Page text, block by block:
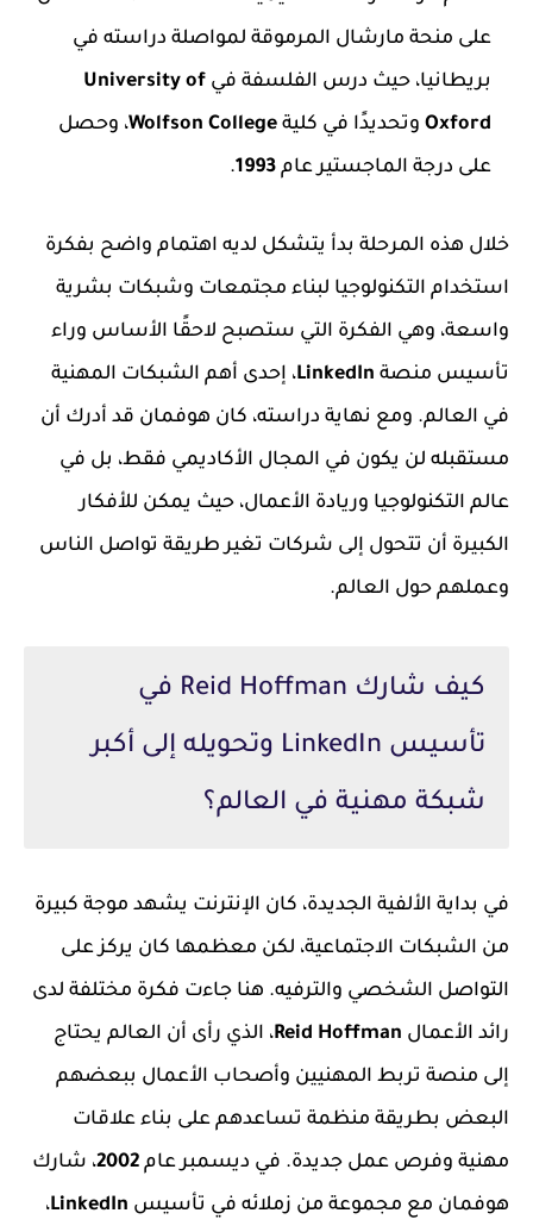
على منحة مارشال المرموقة لمواصلة دراسته في
بريطانيا، حيث درس الفلسفة في University of
Oxford وتحديدًا في كلية Wolfson College، وحصل
على درجة الماجستير عام 1993
.
خلال هذه المرحلة بدأ يتشكل لديه اهتمام واضح بفكرة
استخدام التكنولوجيا لبناء مجتمعات وشبكات بشرية
واسعة، وهي الفكرة التي ستصبح لاحقًا الأساس وراء
تأسيس منصة LinkedIn، إحدى أهم الشبكات المهنية
في العالم. ومع نهاية دراسته، كان هوفمان قد أدرك أن
مستقبله لن يكون في المجال الأكاديمي فقط، بل في
عالم التكنولوجيا وريادة الأعمال، حيث يمكن للأفكار
الكبيرة أن تتحول إلى شركات تغير طريقة تواصل الناس
وعملهم حول العالم.
كيف شارك Reid Hoffman في
تأسيس LinkedIn وتحويله إلى أكبر
شبكة مهنية في العالم؟
في بداية الألفية الجديدة، كان الإنترنت يشهد موجة كبيرة
من الشبكات الاجتماعية، لكن معظمها كان يركز على
التواصل الشخصي والترفيه. هنا جاءت فكرة مختلفة لدى
رائد الأعمال Reid Hoffman، الذي رأى أن العالم يحتاج
إلى منصة تربط المهنيين وأصحاب الأعمال ببعضهم
البعض بطريقة منظمة تساعدهم على بناء علاقات
مهنية وفرص عمل جديدة. في ديسمبر عام 2002، شارك
هوفمان مع مجموعة من زملائه في تأسيس LinkedIn،